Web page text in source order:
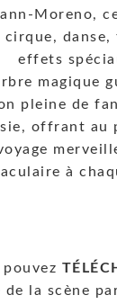
Moreno,
cirque,
effets
magique
pleine de
offrant au
à
pouvez
de la scène